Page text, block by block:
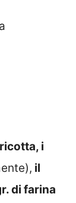
i
il
di farina